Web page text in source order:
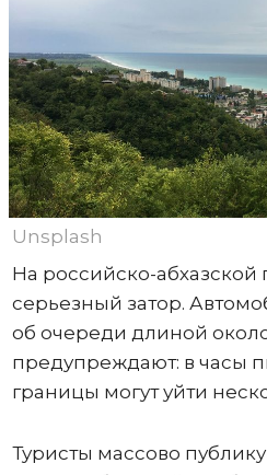
Unsplash
На российско-абхазской
серьезный затор.
об очереди длиной
предупреждают: в часы
границы могут уйти
Туристы массово